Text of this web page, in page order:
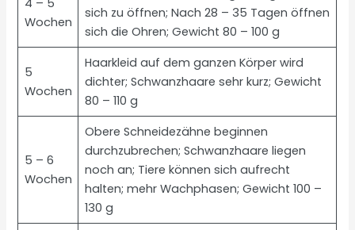
4 – 5
Wochen
sich zu öffnen; Nach 28 – 35 Tagen öffnen
sich die Ohren; Gewicht 80 – 100 g
5
Wochen
Haarkleid auf dem ganzen Körper wird
dichter; Schwanzhaare sehr kurz; Gewicht
80 – 110 g
5 – 6
Wochen
Obere Schneidezähne beginnen
durchzubrechen; Schwanzhaare liegen
noch an; Tiere können sich aufrecht
halten; mehr Wachphasen; Gewicht 100 –
130 g